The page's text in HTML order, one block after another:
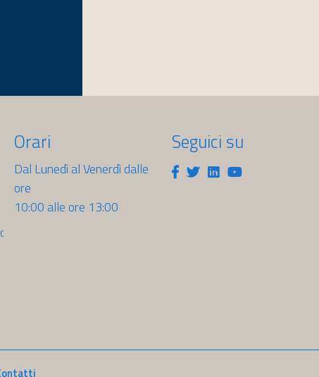
Orari
Dal Lunedì al Venerdì dalle
ore
10:00 alle ore 13:00
Seguici su
Facebook
Twitter
LinkedinYoutube